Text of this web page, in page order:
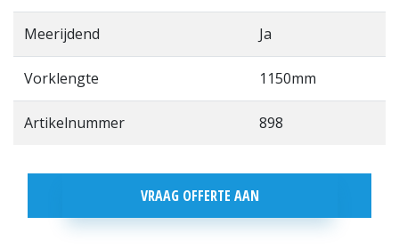
Meerijdend Ja
Vorklengte 1150mm
Artikelnummer 898
VRAAG OFFERTE AAN